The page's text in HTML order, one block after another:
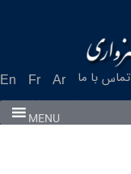
En Fr Ar تماس با ما
MENU